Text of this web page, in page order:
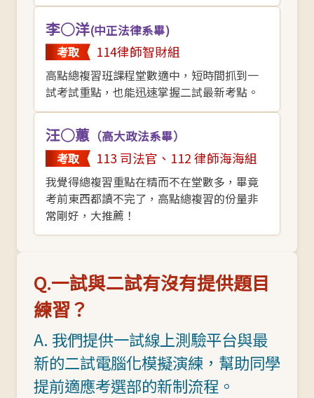
李○洋(中正法律系畢)
考取
114律師智財組
高點總複習班課程堂數適中，短時間抓到一
試考試重點，也能迅速掌握二試最新考點。
汪○蕙 （高大政法系畢）
考取
113 司法官、112 律師海海組
我覺得總複習重點在精而不在堂數多，畢竟
考前東西都讀不完了，高點總複習的份量非
常剛好，大推薦！
Q.一試與二試有沒有提供題目
練習？
A. 我們提供一試線上測驗平台與最
新的二試電腦化模擬演練，幫助同學
提前適應考選部的新制流程。